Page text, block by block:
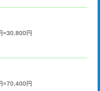
=30,800円
=70,400円